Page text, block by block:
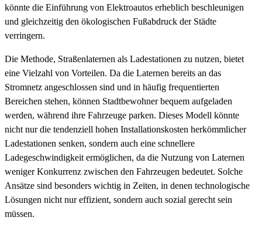
könnte die Einführung von Elektroautos erheblich beschleunigen
und gleichzeitig den ökologischen Fußabdruck der Städte
verringern.
Die Methode, Straßenlaternen als Ladestationen zu nutzen, bietet
eine Vielzahl von Vorteilen. Da die Laternen bereits an das
Stromnetz angeschlossen sind und in häufig frequentierten
Bereichen stehen, können Stadtbewohner bequem aufgeladen
werden, während ihre Fahrzeuge parken. Dieses Modell könnte
nicht nur die tendenziell hohen Installationskosten herkömmlicher
Ladestationen senken, sondern auch eine schnellere
Ladegeschwindigkeit ermöglichen, da die Nutzung von Laternen
weniger Konkurrenz zwischen den Fahrzeugen bedeutet. Solche
Ansätze sind besonders wichtig in Zeiten, in denen technologische
Lösungen nicht nur effizient, sondern auch sozial gerecht sein
müssen.